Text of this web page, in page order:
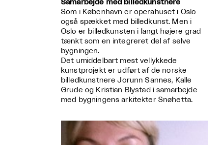
Samarbejde med billedkunstnere
Som i København er operahuset i Oslo
også spækket med billedkunst. Men i
Oslo er billedkunsten i langt højere grad
tænkt som en integreret del af selve
bygningen.
Det umiddelbart mest vellykkede
kunstprojekt er udført af de norske
billedkunstnere Jorunn Sannes, Kalle
Grude og Kristian Blystad i samarbejde
med bygningens arkitekter Snøhetta.